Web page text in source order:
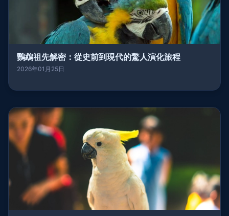
鸚鵡祖先解密：從史前到現代的驚人演化旅程
2026年01月25日